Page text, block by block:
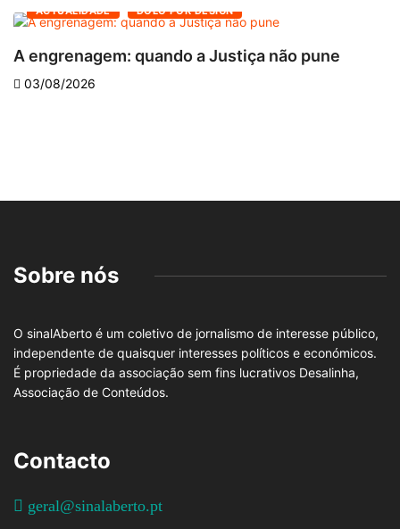
ACTUALIDADE DOLO POR DESIGN
A engrenagem: quando a Justiça não pune
03/08/2026
Sobre nós
O sinalAberto é um coletivo de jornalismo de interesse público,
independente de quaisquer interesses políticos e económicos.
É propriedade da associação sem fins lucrativos Desalinha,
Associação de Conteúdos.
Contacto
geral@sinalaberto.pt